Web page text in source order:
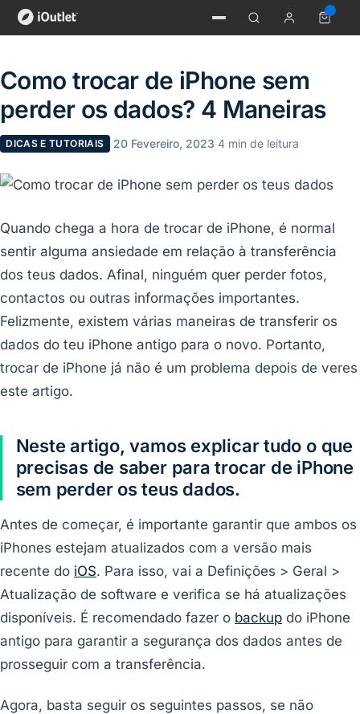
Como trocar de iPhone sem
perder os dados? 4 Maneiras
DICAS E TUTORIAIS ·20 Fevereiro, 2023·4 min de leitura
Quando chega a hora de trocar de iPhone, é normal
sentir alguma ansiedade em relação à transferência
dos teus dados. Afinal, ninguém quer perder fotos,
contactos ou outras informações importantes.
Felizmente, existem várias maneiras de transferir os
dados do teu iPhone antigo para o novo. Portanto,
trocar de iPhone já não é um problema depois de veres
este artigo.
Neste artigo, vamos explicar tudo o que
precisas de saber para trocar de iPhone
sem perder os teus dados.
Antes de começar, é importante garantir que ambos os
iPhones estejam atualizados com a versão mais
recente do iOS. Para isso, vai a Definições > Geral >
Atualização de software e verifica se há atualizações
disponíveis. É recomendado fazer o backup do iPhone
antigo para garantir a segurança dos dados antes de
prosseguir com a transferência.
Agora, basta seguir os seguintes passos, se não